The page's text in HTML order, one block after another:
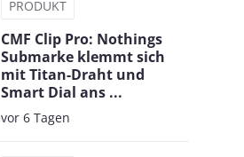
PRODUKT
CMF Clip Pro: Nothings
Submarke klemmt sich
mit Titan-Draht und
Smart Dial ans ...
vor 6 Tagen